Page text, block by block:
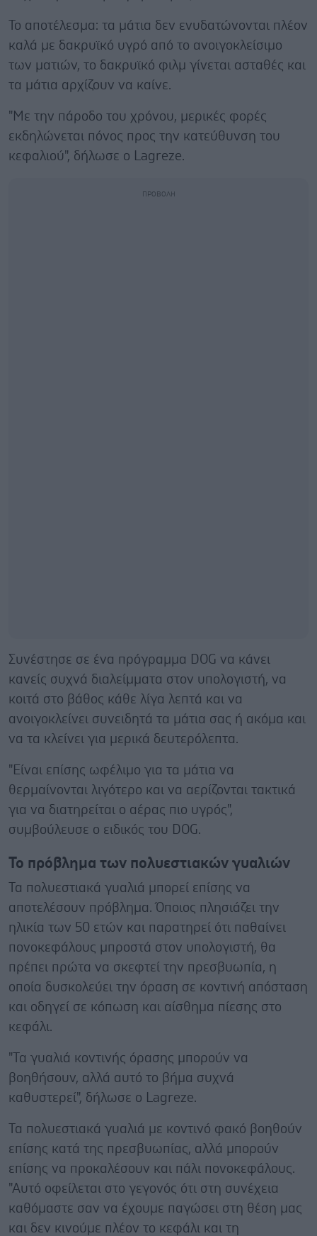
Το αποτέλεσμα: τα μάτια δεν ενυδατώνονται πλέον
καλά με δακρυϊκό υγρό από το ανοιγοκλείσιμο
των ματιών, το δακρυϊκό φιλμ γίνεται ασταθές και
τα μάτια αρχίζουν να καίνε.
"Με την πάροδο του χρόνου, μερικές φορές
εκδηλώνεται πόνος προς την κατεύθυνση του
κεφαλιού", δήλωσε ο Lagreze.
Συνέστησε σε ένα πρόγραμμα DOG να κάνει
κανείς συχνά διαλείμματα στον υπολογιστή, να
κοιτά στο βάθος κάθε λίγα λεπτά και να
ανοιγοκλείνει συνειδητά τα μάτια σας ή ακόμα και
να τα κλείνει για μερικά δευτερόλεπτα.
"Είναι επίσης ωφέλιμο για τα μάτια να
θερμαίνονται λιγότερο και να αερίζονται τακτικά
για να διατηρείται ο αέρας πιο υγρός",
συμβούλευσε ο ειδικός του DOG.
Το πρόβλημα των πολυεστιακών γυαλιών
Τα πολυεστιακά γυαλιά μπορεί επίσης να
αποτελέσουν πρόβλημα. Όποιος πλησιάζει την
ηλικία των 50 ετών και παρατηρεί ότι παθαίνει
πονοκεφάλους μπροστά στον υπολογιστή, θα
πρέπει πρώτα να σκεφτεί την πρεσβυωπία, η
οποία δυσκολεύει την όραση σε κοντινή απόσταση
και οδηγεί σε κόπωση και αίσθημα πίεσης στο
κεφάλι.
"Τα γυαλιά κοντινής όρασης μπορούν να
βοηθήσουν, αλλά αυτό το βήμα συχνά
καθυστερεί", δήλωσε ο Lagreze.
Τα πολυεστιακά γυαλιά με κοντινό φακό βοηθούν
επίσης κατά της πρεσβυωπίας, αλλά μπορούν
επίσης να προκαλέσουν και πάλι πονοκεφάλους.
"Αυτό οφείλεται στο γεγονός ότι στη συνέχεια
καθόμαστε σαν να έχουμε παγώσει στη θέση μας
και δεν κινούμε πλέον το κεφάλι και τη